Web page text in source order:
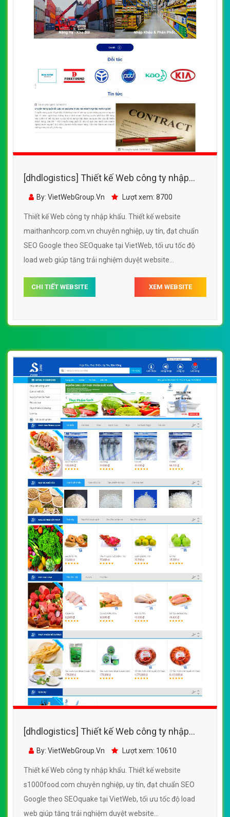
[dhdlogistics] Thiết kế Web công ty nhập
khẩu - maithanhcorp.com.vn
By: VietWebGroup.Vn Lượt xem: 8700
Thiết kế Web công ty nhập khẩu. Thiết kế website
maithanhcorp.com.vn chuyên nghiệp, uy tín, đạt chuẩn
SEO Google theo SEOquake tại VietWeb, tối ưu tốc độ
load web giúp tăng trải nghiệm duyệt website
CHI TIẾT WEBSITE XEM WEBSITE
[dhdlogistics] Thiết kế Web công ty nhập
khẩu - s1000food.com
By: VietWebGroup.Vn Lượt xem: 10610
Thiết kế Web công ty nhập khẩu. Thiết kế website
s1000food.com chuyên nghiệp, uy tín, đạt chuẩn SEO
Google theo SEOquake tại VietWeb, tối ưu tốc độ load
web giúp tăng trải nghiệm duyệt website